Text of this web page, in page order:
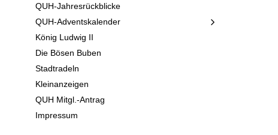
QUH-Jahresrückblicke
QUH-Adventskalender
König Ludwig II
Die Bösen Buben
Stadtradeln
Kleinanzeigen
QUH Mitgl.-Antrag
Impressum